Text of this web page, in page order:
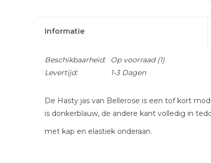
Informatie
Beschikbaarheid: Op voorraad(1)
Levertijd:
1-3 Dagen
De Hasty jas van Bellerose is een tof kort
is donkerblauw, de andere kant volledig in
met kap en elastiek onderaan.